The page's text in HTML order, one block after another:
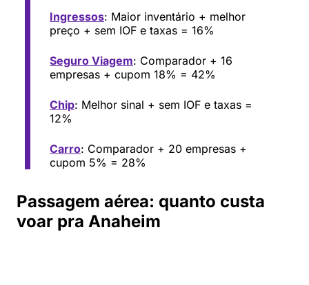
Ingressos: Maior inventário + melhor
preço + sem IOF e taxas = 16%
Seguro Viagem: Comparador + 16
empresas + cupom 18% = 42%
Chip: Melhor sinal + sem IOF e taxas =
12%
Carro: Comparador + 20 empresas +
cupom 5% = 28%
Passagem aérea: quanto custa
voar pra Anaheim